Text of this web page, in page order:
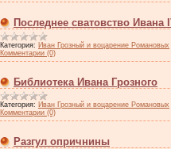
Последнее сватовство Ивана
Категория: Иван Грозный и воцарение Романовых
Комментарии (0)
Библиотека Ивана Грозного
Категория: Иван Грозный и воцарение Романовых
Комментарии (0)
Разгул опричнины